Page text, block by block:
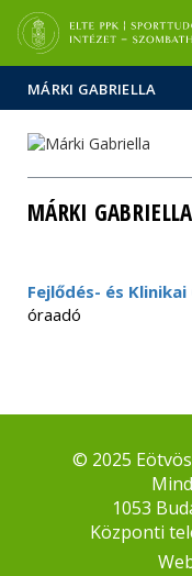
MÁRKI GABRIELLA
MÁRKI GABRIELLA
Fejlődés- és
óraadó
© 2025
1053
Központi